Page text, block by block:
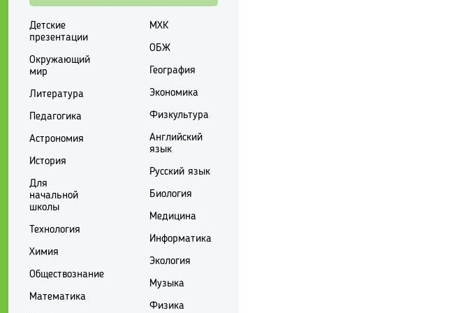
Детские
презентации
Окружающий
мир
Литература
Педагогика
Астрономия
История
Для
начальной
школы
Технология
Химия
Обществознание
Математика
МХК
ОБЖ
География
Экономика
Физкультура
Английский
язык
Русский язык
Биология
Медицина
Информатика
Экология
Музыка
Физика